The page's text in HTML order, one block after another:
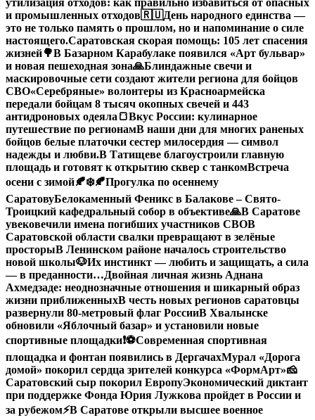
утилизация отходов: как правильно избавиться от опасных
и промышленных отходов🇷🇺День народного единства —
это не только память о прошлом, но и напоминание о силе
настоящего.Саратовская скорая помощь: 105 лет спасения
жизней🌳В Базарном Карабулаке появился «Арт бульвар»
и новая пешеходная зона🙏Блиндажные свечи и
маскировочные сети создают жители региона для бойцов
СВО«Серебряные» волонтеры из Красноармейска
передали бойцам 8 тысяч окопных свечей и 443
антидроновых одеяла 🍞Вкус России: кулинарное
путешествие по регионамВ наши дни для многих раненых
бойцов белые платочки сестер милосердия — символ
надежды и любви.В Татищеве благоустроили главную
площадь и готовят к открытию сквер с танкомВстреча
осени с зимой🍂❄️🍂Прогулка по осеннему
СаратовуБелокаменный Феникс в Балакове – Свято-
Троицкий кафедральный собор в объективе🙏В Саратове
увековечили имена погибших участников СВОВ
Саратовской области свалки превращают в зелёные
просторыВ Ленинском районе началось строительство
новой школы🐶Их инстинкт — любить и защищать, а сила
— в преданности…Двойная личная жизнь Аднана
Ахмедзаде: неоднозначные отношения и шикарный образ
жизни приближенныхВ честь новых регионов саратовцы
развернули 80-метровый флаг РоссииВ Хвалынске
обновили «Яблочный базар» и установили новые
спортивные площадки❗️⚽️Современная спортивная
площадка и фонтан появились в ДергачахМурал «Дорога
домой» покорил сердца зрителей конкурса «ФормАрт»🧀
Саратовский сыр покорил ЕвропуЭкономический диктант
при поддержке Фонда Юрия Лужкова пройдет в России и
за рубежом⚡️В Саратове открыли высшее военное